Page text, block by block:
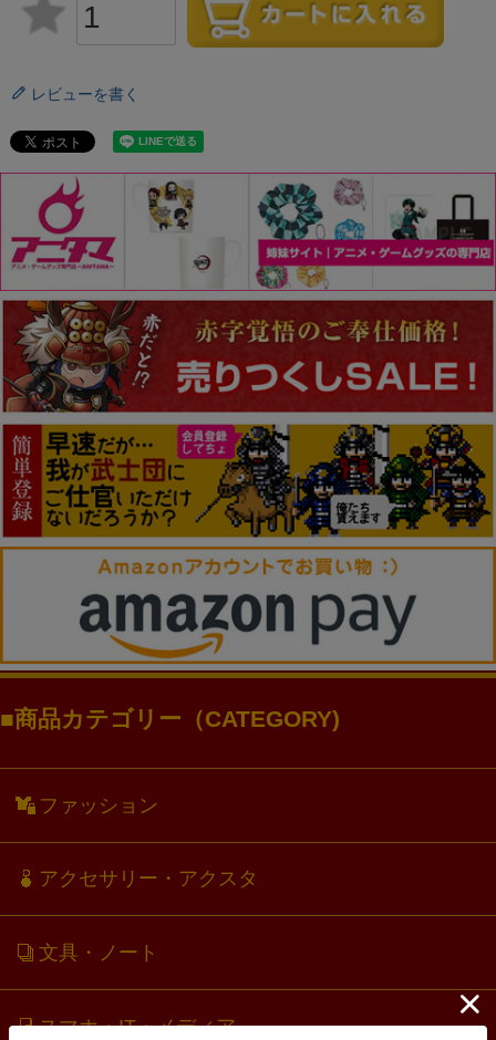
レビューを書く
商品カテゴリー（CATEGORY)
ファッション
アクセサリー・アクスタ
文具・ノート
スマホ・IT・メディア